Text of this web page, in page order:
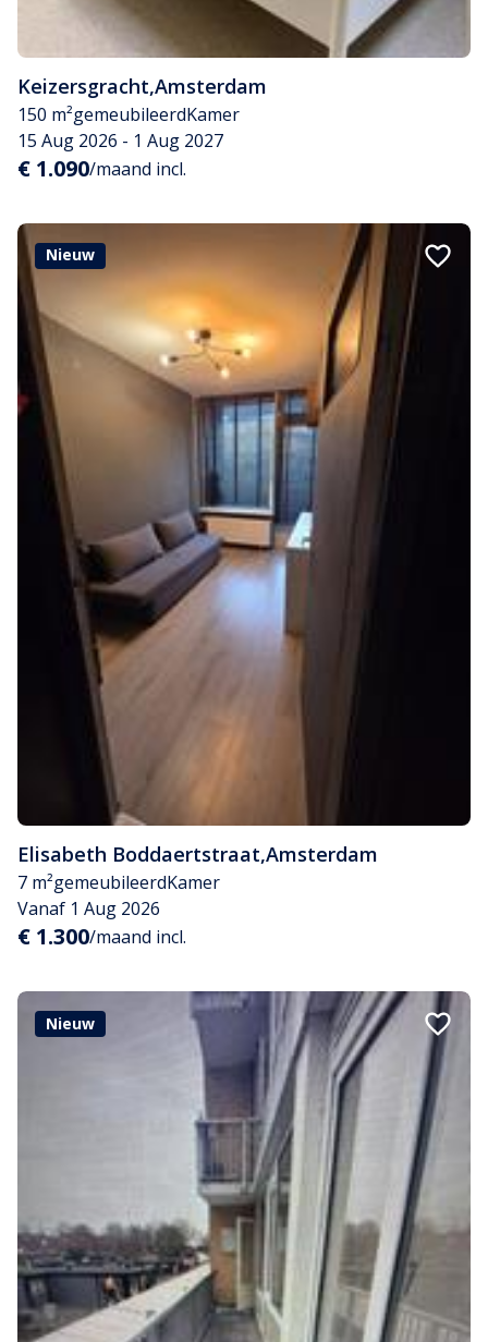
Keizersgracht,Amsterdam
150 m²gemeubileerdKamer
15 Aug 2026 - 1 Aug 2027
€ 1.090/maand incl.
Nieuw
Elisabeth Boddaertstraat,Amsterdam
7 m²gemeubileerdKamer
Vanaf 1 Aug 2026
€ 1.300/maand incl.
Nieuw